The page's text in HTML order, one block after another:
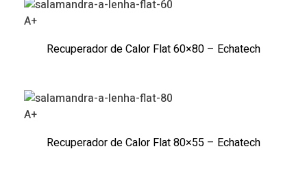
A+
Recuperador de Calor Flat 60×80 – Echatech
A+
Recuperador de Calor Flat 80×55 – Echatech